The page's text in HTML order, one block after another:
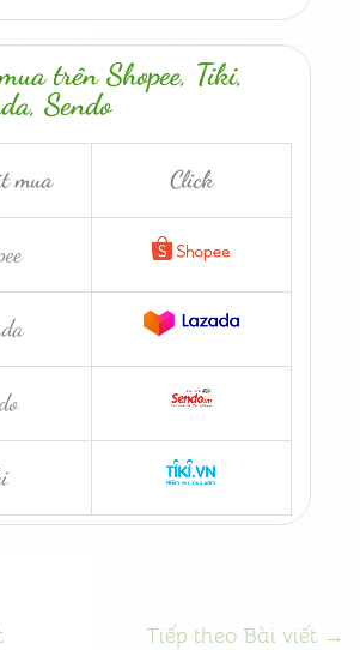
trên Shopee, Tiki,
Sendo
mua Click
Tiếp theo Bài viết →